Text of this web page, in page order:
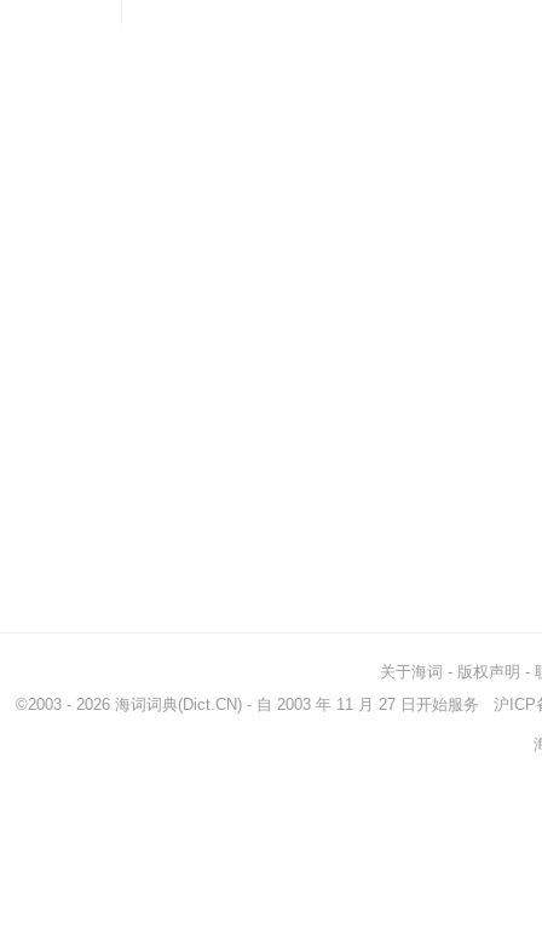
关于海词 - 版权声明 -
©2003 - 2026 海词词典(Dict.CN) - 自 2003 年 11 月 27 日开始服务 沪ICP